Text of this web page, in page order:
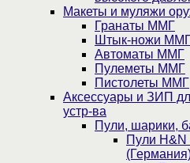
Макеты и муляжи
Гранаты ММГ
Штык-ножи
Автоматы ММГ
Пулеметы ММГ
Пистолеты ММГ
Аксессуары и ЗИП
устр-ва
Пули, шарики,
Пули H&N